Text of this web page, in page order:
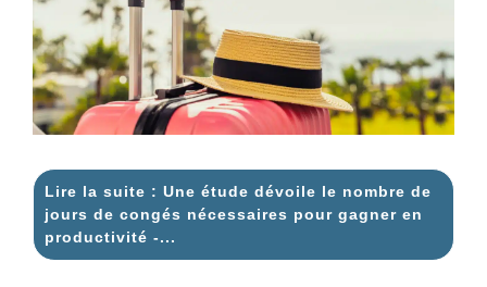
Lire la suite : Une étude dévoile le nombre de
jours de congés nécessaires pour gagner en
productivité -...